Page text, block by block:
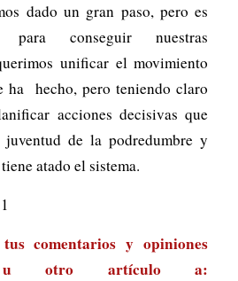
dado un gran paso, pero es
conseguir nuestras
unificar el movimiento
ha hecho, pero teniendo claro
acciones decisivas que
de la podredumbre y
atado el sistema.
comentarios y opiniones
u otro artículo a: